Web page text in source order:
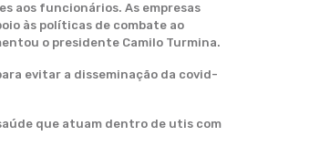
aos funcionários. As empresas
às políticas de combate ao
o presidente Camilo Turmina.
evitar a disseminação da covid-
que atuam dentro de utis com